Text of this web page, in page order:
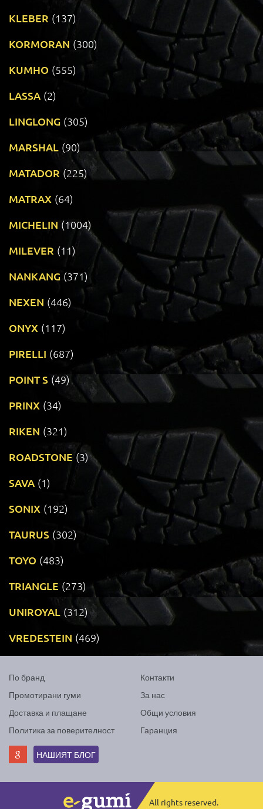
KLEBER (137)
KORMORAN (300)
KUMHO (555)
LASSA (2)
LINGLONG (305)
MARSHAL (90)
MATADOR (225)
MATRAX (64)
MICHELIN (1004)
MILEVER (11)
NANKANG (371)
NEXEN (446)
ONYX (117)
PIRELLI (687)
POINT S (49)
PRINX (34)
RIKEN (321)
ROADSTONE (3)
SAVA (1)
SONIX (192)
TAURUS (302)
TOYO (483)
TRIANGLE (273)
UNIROYAL (312)
VREDESTEIN (469)
По бранд
Промотирани гуми
Доставка и плащане
Политика за поверителност
Контакти
За нас
Общи условия
Гаранция
НАШИЯТ БЛОГ
All rights reserved.